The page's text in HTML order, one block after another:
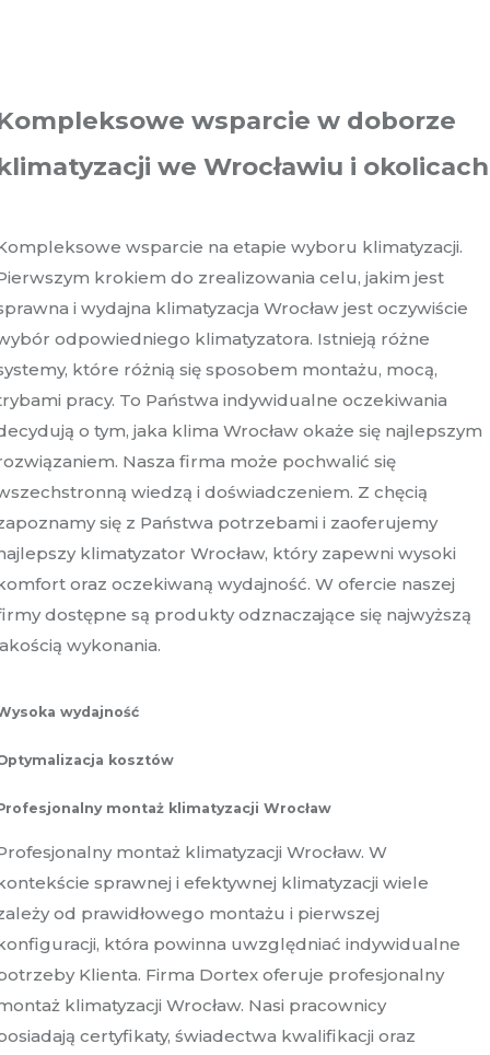
wsparcie w doborze
we Wrocławiu i okolicach
wsparcie na etapie wyboru klimatyzacji.
krokiem do zrealizowania celu, jakim jest
i wydajna klimatyzacja Wrocław jest oczywiście
odpowiedniego klimatyzatora. Istnieją różne
które różnią się sposobem montażu, mocą,
pracy. To Państwa indywidualne oczekiwania
o tym, jaka klima Wrocław okaże się najlepszym
Nasza firma może pochwalić się
wiedzą i doświadczeniem. Z chęcią
się z Państwa potrzebami i zaoferujemy
klimatyzator Wrocław, który zapewni wysoki
oraz oczekiwaną wydajność. W ofercie naszej
dostępne są produkty odznaczające się najwyższą
wykonania.
wydajność
kosztów
montaż klimatyzacji Wrocław
montaż klimatyzacji Wrocław. W
sprawnej i efektywnej klimatyzacji wiele
od prawidłowego montażu i pierwszej
która powinna uwzględniać indywidualne
Klienta. Firma Dortex oferuje profesjonalny
klimatyzacji Wrocław. Nasi pracownicy
certyfikaty, świadectwa kwalifikacji oraz